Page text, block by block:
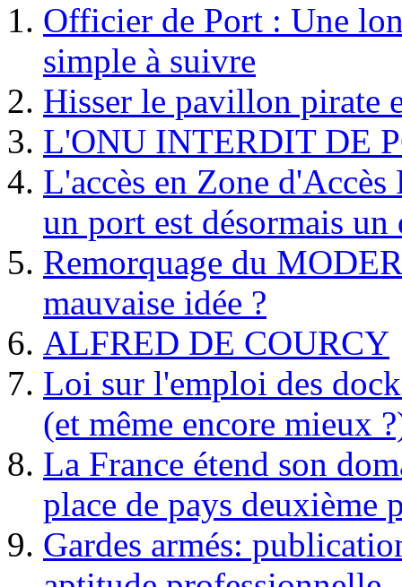
Officier de Port : Une
simple à suivre
Hisser le pavillon pirate
L'ONU INTERDIT DE
L'accès en Zone
un port est désormais un
Remorquage du
mauvaise idée ?
ALFRED DE COURCY
Loi sur l'emploi des
(et même encore mieux
La France étend son
place de pays deuxième
Gardes armés: